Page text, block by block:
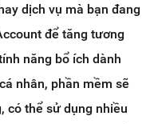
dịch vụ mà bạn đang
để tăng tương
năng bổ ích dành
nhân, phần mềm sẽ
có thể sử dụng nhiều